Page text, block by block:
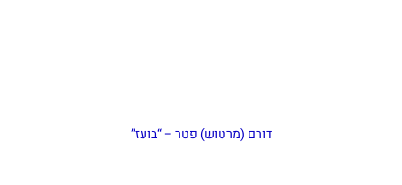
דורם (מרטוש) פטר – “בועז”